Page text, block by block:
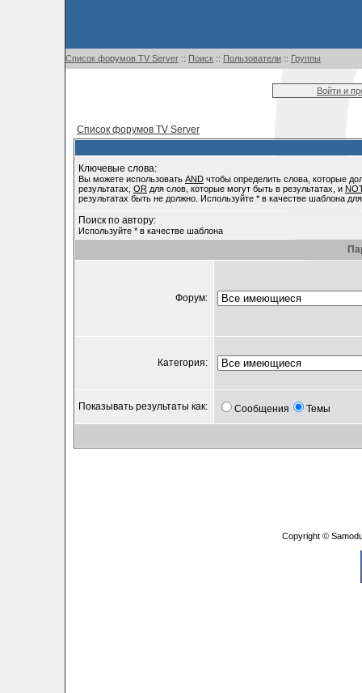
Список форумов TV Server :: Поиск :: Пользователи :: Группы
Войти и
Список форумов TV Server
Ключевые слова:
Вы можете использовать AND чтобы определить слова, которые
результатах, OR для слов, которые могут быть в результатах, и
результатах быть не должно. Используйте * в качестве шаблона
Поиск по автору:
Используйте * в качестве шаблона
Форум:
Категория:
Показывать результаты как: Сообщения Темы
Copyright ©